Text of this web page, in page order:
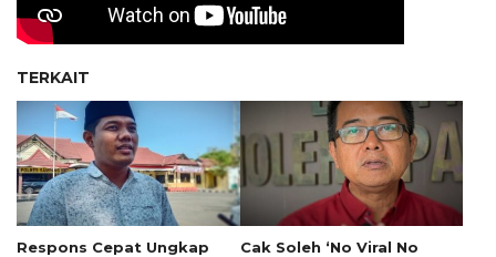
TERKAIT
Respons Cepat Ungkap
Cak Soleh ‘No Viral No